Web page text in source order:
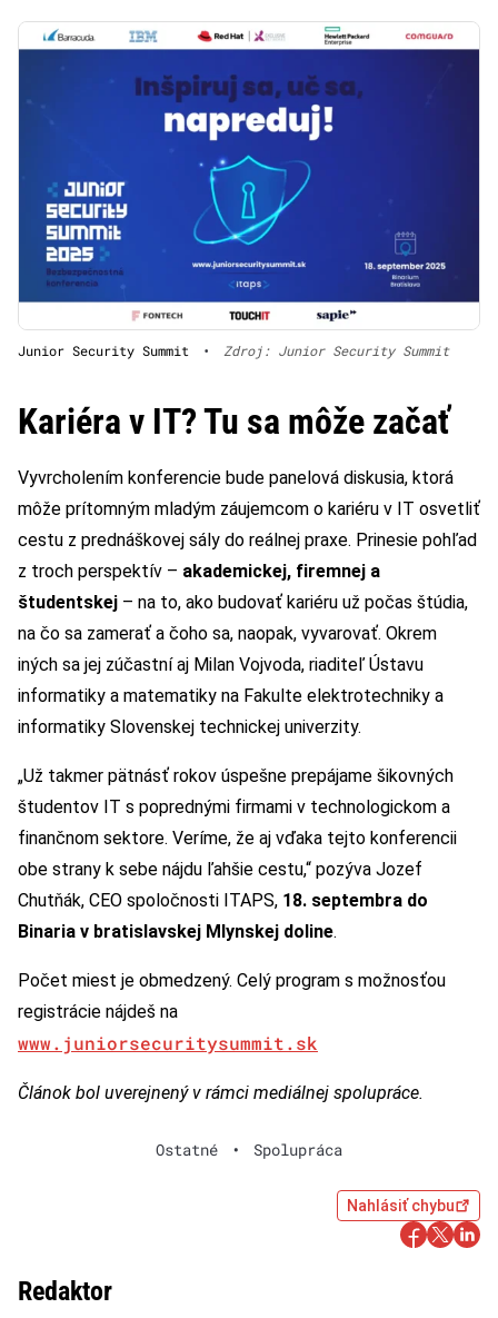
Junior Security Summit • Zdroj: Junior Security Summit
Kariéra v IT? Tu sa môže začať
Vyvrcholením konferencie bude panelová diskusia, ktorá
môže prítomným mladým záujemcom o kariéru v IT osvetliť
cestu z prednáškovej sály do reálnej praxe. Prinesie pohľad
z troch perspektív – akademickej, firemnej a
študentskej – na to, ako budovať kariéru už počas štúdia,
na čo sa zamerať a čoho sa, naopak, vyvarovať. Okrem
iných sa jej zúčastní aj Milan Vojvoda, riaditeľ Ústavu
informatiky a matematiky na Fakulte elektrotechniky a
informatiky Slovenskej technickej univerzity.
„Už takmer pätnásť rokov úspešne prepájame šikovných
študentov IT s poprednými firmami v technologickom a
finančnom sektore. Veríme, že aj vďaka tejto konferencii
obe strany k sebe nájdu ľahšie cestu,“ pozýva Jozef
Chutňák, CEO spoločnosti ITAPS, 18. septembra do
Binaria v bratislavskej Mlynskej doline.
Počet miest je obmedzený. Celý program s možnosťou
registrácie nájdeš na
www.juniorsecuritysummit.sk
Článok bol uverejnený v rámci mediálnej spolupráce.
Ostatné • Spolupráca
Nahlásiť chybu
Redaktor